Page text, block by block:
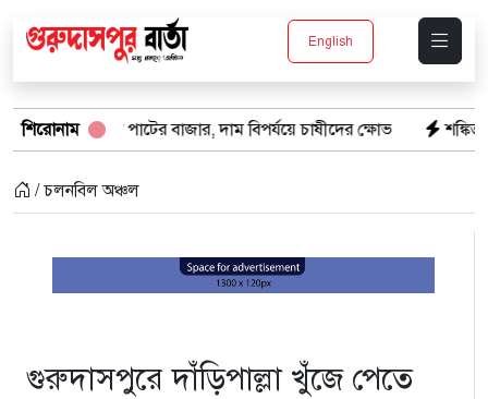
English
শিরোনাম
পাটের বাজার, দাম বিপর্যয়ে চাষীদের ক্ষোভ শঙ্কিত জীবন-অনিরাপদ
/ চলনবিল অঞ্চল
গুরুদাসপুরে দাঁড়িপাল্লা খুঁজে পেতে